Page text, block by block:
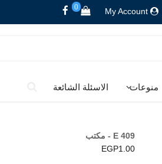
My Account
0
منوعات الاسئلة الشائعة
E 409 - مكتب
EGP1.00